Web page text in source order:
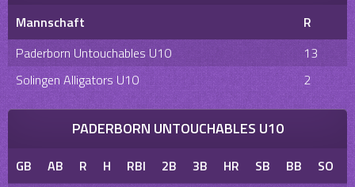
Mannschaft
R
Paderborn Untouchables U10
13
Solingen Alligators U10
2
PADERBORN UNTOUCHABLES U10
GB AB R H RBI 2B 3B HR SB BB SO